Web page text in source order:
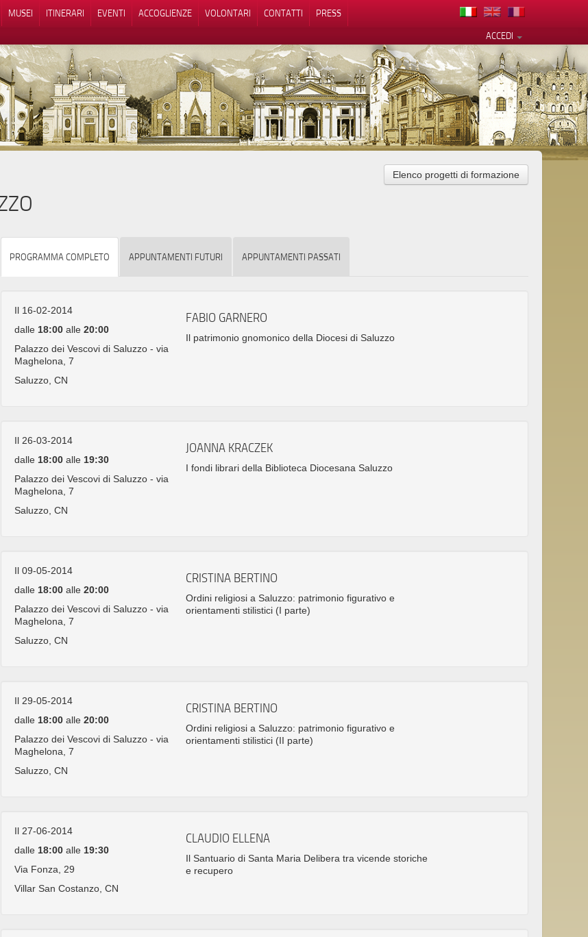
MUSEI ITINERARI EVENTI ACCOGLIENZE VOLONTARI CONTATTI
PRESS
ACCEDI
Elenco progetti di formazione
PROGRAMMA COMPLETO APPUNTAMENTI FUTURI APPUNTAMENTI PASSATI
Il 16-02-2014
dalle 18:00alle 20:00
Palazzo dei Vescovi di Saluzzo - via
Maghelona, 7
Saluzzo, CN
FABIO GARNERO
Il patrimonio gnomonico della Diocesi di Saluzzo
Il 26-03-2014
dalle 18:00alle 19:30
Palazzo dei Vescovi di Saluzzo - via
Maghelona, 7
Saluzzo, CN
JOANNA KRACZEK
I fondi librari della Biblioteca Diocesana Saluzzo
Il 09-05-2014
dalle 18:00alle 20:00
Palazzo dei Vescovi di Saluzzo - via
Maghelona, 7
Saluzzo, CN
CRISTINA BERTINO
Ordini religiosi a Saluzzo: patrimonio figurativo e
orientamenti stilistici (I parte)
Il 29-05-2014
dalle 18:00alle 20:00
Palazzo dei Vescovi di Saluzzo - via
Maghelona, 7
Saluzzo, CN
CRISTINA BERTINO
Ordini religiosi a Saluzzo: patrimonio figurativo e
orientamenti stilistici (II parte)
Il 27-06-2014
dalle 18:00alle 19:30
Via Fonza, 29
Villar San Costanzo, CN
CLAUDIO ELLENA
Il Santuario di Santa Maria Delibera tra vicende storiche
e recupero